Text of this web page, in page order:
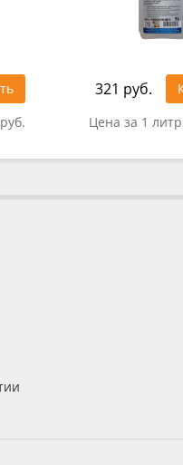
321 руб.
Цена за 1